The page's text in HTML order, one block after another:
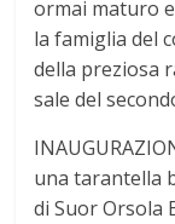
ormai maturo
la famiglia del
della preziosa
sale del
una tarantella
di Suor Orsola